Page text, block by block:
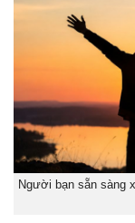
Người bạn sẵn sàng